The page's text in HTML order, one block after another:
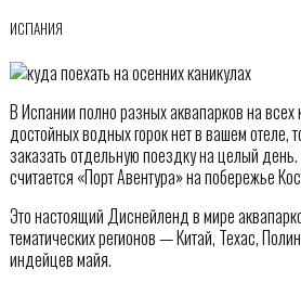
ИСПАНИЯ
В Испании полно разных аквапарков на всех
достойных водных горок нет в вашем отеле,
заказать отдельную поездку на целый
считается «Порт Авентура» на побережье
Это настоящий Диснейленд в мире
тематических регионов — Китай, Техас,
индейцев майя.